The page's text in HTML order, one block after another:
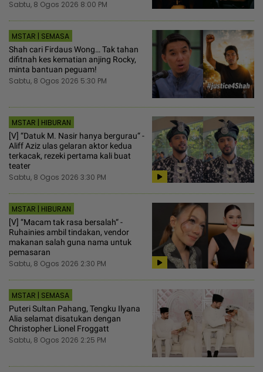
Sabtu, 8 Ogos 2026 8:00 PM
MSTAR | SEMASA
Shah cari Firdaus Wong… Tak tahan
difitnah kes kematian anjing Rocky,
minta bantuan peguam!
Sabtu, 8 Ogos 2026 5:30 PM
MSTAR | HIBURAN
[V] “Datuk M. Nasir hanya bergurau“ -
Aliff Aziz ulas gelaran aktor kedua
terkacak, rezeki pertama kali buat
teater
Sabtu, 8 Ogos 2026 3:30 PM
MSTAR | HIBURAN
[V] “Macam tak rasa bersalah“ -
Ruhainies ambil tindakan, vendor
makanan salah guna nama untuk
pemasaran
Sabtu, 8 Ogos 2026 2:30 PM
MSTAR | SEMASA
Puteri Sultan Pahang, Tengku Ilyana
Alia selamat disatukan dengan
Christopher Lionel Froggatt
Sabtu, 8 Ogos 2026 2:25 PM